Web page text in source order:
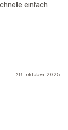
einfach
28. oktober 2025